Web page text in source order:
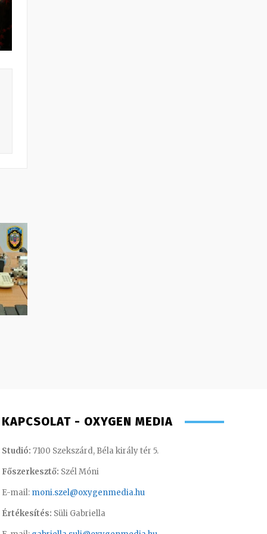
KAPCSOLAT - OXYGEN MEDIA
Studió: 7100 Szekszárd, Béla király tér 5.
Főszerkesztő: Szél Móni
E-mail: moni.szel@oxygenmedia.hu
Értékesítés: Süli Gabriella